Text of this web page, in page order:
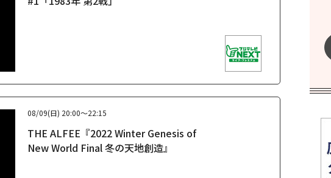
08/09(日) 20:00～22:15
THE ALFEE『2022 Winter Genesis of
New World Final 冬の天地創造』